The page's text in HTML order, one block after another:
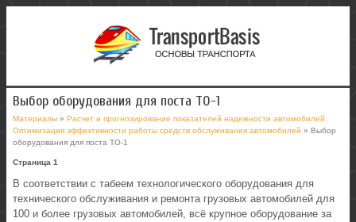
Выбор оборудования для поста ТО-1
Материалы » Расчет и прогнозирование показателей надежности автомобилей.
Оптимизация эффективности работы средств обслуживания автомобилей » Выбор
оборудования для поста ТО-1
Страница 1
В соответствии с табеем технологического оборудования для
технического обслуживания и ремонта грузовых автомобилей для
100 и более грузовых автомобилей, всё крупное оборудование за